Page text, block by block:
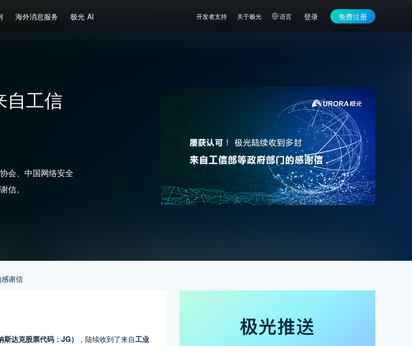
海外消息服务 极光 AI 开发者支持 关于极光 语言 登录 免费注册
自工信
会、中国网络安全
信。
谢信
达克股票代码：JG） ，陆续收到了来自工业